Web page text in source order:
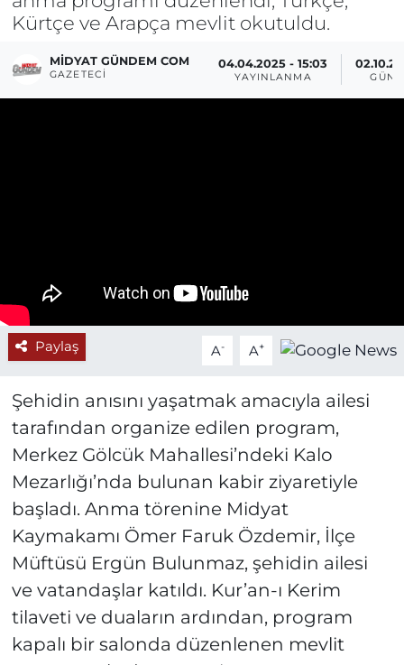
Kürtçe ve Arapça mevlit okutuldu.
MIDYAT GÜNDEM COM
GAZETECI
04.04.2025 - 15:03
YAYINLANMA
Paylaş A- A+
Şehidin anısını yaşatmak amacıyla ailesi
tarafından organize edilen program,
Merkez Gölcük Mahallesi’ndeki Kalo
Mezarlığı’nda bulunan kabir ziyaretiyle
başladı. Anma törenine Midyat
Kaymakamı Ömer Faruk Özdemir, İlçe
Müftüsü Ergün Bulunmaz, şehidin ailesi
ve vatandaşlar katıldı. Kur’an-ı Kerim
tilaveti ve duaların ardından, program
kapalı bir salonda düzenlenen mevlit